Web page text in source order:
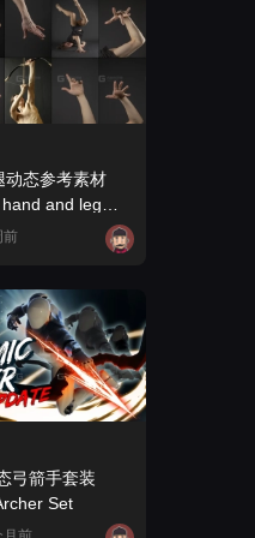
动态参考素材
and leg
前
弓箭手套装
Set